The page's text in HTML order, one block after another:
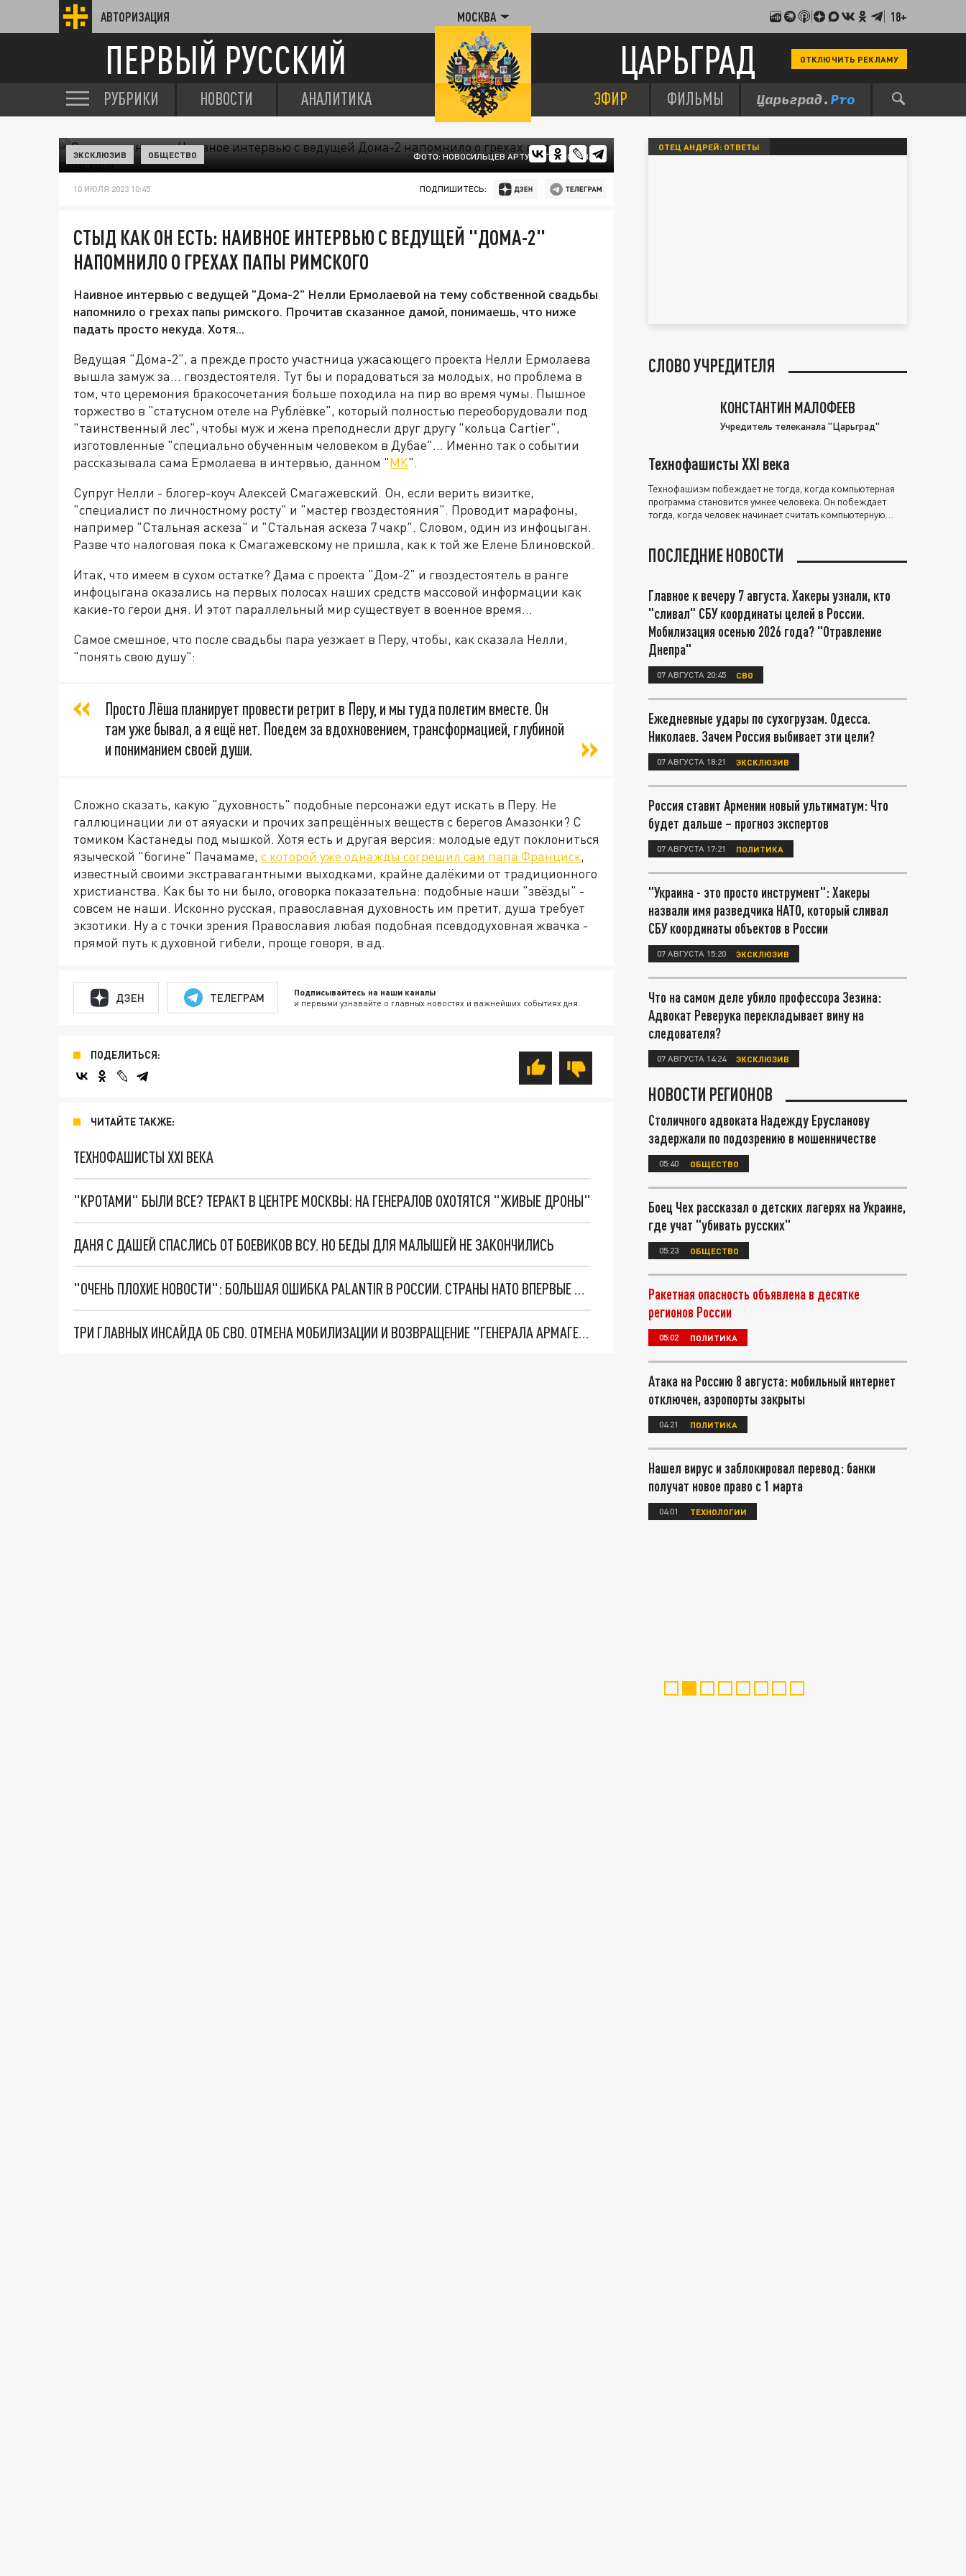
АВТОРИЗАЦИЯ МОСКВА 18+
ПЕРВЫЙ РУССКИЙ ЦАРЬГРАД ОТКЛЮЧИТЬ РЕКЛАМУ
РУБРИКИ НОВОСТИ АНАЛИТИКА ЭФИР ФИЛЬМЫ
ФОТО: НОВОСИЛЬЦЕВ АРТУР/АГН "МОСКВА".
ЭКСКЛЮЗИВ ОБЩЕСТВО
10 ИЮЛЯ 2023 10:45 ПОДПИШИТЕСЬ:
СТЫД КАК ОН ЕСТЬ: НАИВНОЕ ИНТЕРВЬЮ С ВЕДУЩЕЙ "ДОМА-2"
НАПОМНИЛО О ГРЕХАХ ПАПЫ РИМСКОГО
Наивное интервью с ведущей "Дома-2" Нелли Ермолаевой на тему собственной свадьбы
напомнило о грехах папы римского. Прочитав сказанное дамой, понимаешь, что ниже
падать просто некуда. Хотя...
Ведущая "Дома-2", а прежде просто участница ужасающего проекта Нелли Ермолаева
вышла замуж за... гвоздестоятеля. Тут бы и порадоваться за молодых, но проблема в
том, что церемония бракосочетания больше походила на пир во время чумы. Пышное
торжество в "статусном отеле на Рублёвке", который полностью переоборудовали под
"таинственный лес", чтобы муж и жена преподнесли друг другу "кольца Cartier",
изготовленные "специально обученным человеком в Дубае"... Именно так о событии
рассказывала сама Ермолаева в интервью, данном "МК".
Супруг Нелли - блогер-коуч Алексей Смагажевский. Он, если верить визитке,
"специалист по личностному росту" и "мастер гвоздестояния". Проводит марафоны,
например "Стальная аскеза" и "Стальная аскеза 7 чакр". Словом, один из инфоцыган.
Разве что налоговая пока к Смагажевскому не пришла, как к той же Елене Блиновской.
Итак, что имеем в сухом остатке? Дама с проекта "Дом-2" и гвоздестоятель в ранге
инфоцыгана оказались на первых полосах наших средств массовой информации как
какие-то герои дня. И этот параллельный мир существует в военное время...
Самое смешное, что после свадьбы пара уезжает в Перу, чтобы, как сказала Нелли,
"понять свою душу":
Просто Лёша планирует провести ретрит в Перу, и мы туда полетим вместе. Он
там уже бывал, а я ещё нет. Поедем за вдохновением, трансформацией, глубиной
и пониманием своей души.
Сложно сказать, какую "духовность" подобные персонажи едут искать в Перу. Не
галлюцинации ли от аяуаски и прочих запрещённых веществ с берегов Амазонки? С
томиком Кастанеды под мышкой. Хотя есть и другая версия: молодые едут поклониться
языческой "богине" Пачамаме, с которой уже однажды согрешил сам папа Франциск,
известный своими экстравагантными выходками, крайне далёкими от традиционного
христианства. Как бы то ни было, оговорка показательна: подобные наши "звёзды" -
совсем не наши. Исконно русская, православная духовность им претит, душа требует
экзотики. Ну а с точки зрения Православия любая подобная псевдодуховная жвачка -
прямой путь к духовной гибели, проще говоря, в ад.
ДЗЕН ТЕЛЕГРАМ Подписывайтесь на наши каналы
и первыми узнавайте о главных новостях и важнейших событиях дня.
ПОДЕЛИТЬСЯ:
ЧИТАЙТЕ ТАКЖЕ:
ТЕХНОФАШИСТЫ XXI ВЕКА
"КРОТАМИ" БЫЛИ ВСЕ? ТЕРАКТ В ЦЕНТРЕ МОСКВЫ: НА ГЕНЕРАЛОВ ОХОТЯТСЯ "ЖИВЫЕ ДРОНЫ"
ДАНЯ С ДАШЕЙ СПАСЛИСЬ ОТ БОЕВИКОВ ВСУ. НО БЕДЫ ДЛЯ МАЛЫШЕЙ НЕ ЗАКОНЧИЛИСЬ
"ОЧЕНЬ ПЛОХИЕ НОВОСТИ": БОЛЬШАЯ ОШИБКА PALANTIR В РОССИИ. СТРАНЫ НАТО ВПЕРВЫЕ ЗА СВО ОСТАНОВИЛИ ПОСТАВКИ ОРУЖИЯ. ВСУ ТЕРЯЮТ ПРИГРАНИЧЬЕ?
ТРИ ГЛАВНЫХ ИНСАЙДА ОБ СВО. ОТМЕНА МОБИЛИЗАЦИИ И ВОЗВРАЩЕНИЕ "ГЕНЕРАЛА АРМАГЕДДОНА"? ОТЛИЧНЫЕ НОВОСТИ, КОТОРЫЕ ЖДАЛИ ВСЕ
ОТЕЦ АНДРЕЙ: ОТВЕТЫ
СЛОВО УЧРЕДИТЕЛЯ
КОНСТАНТИН МАЛОФЕЕВ
Учредитель телеканала "Царьград"
Технофашисты XXI века
Технофашизм побеждает не тогда, когда компьютерная
программа становится умнее человека. Он побеждает
тогда, когда человек начинает считать компьютерную
ПОСЛЕДНИЕ НОВОСТИ
Главное к вечеру 7 августа. Хакеры узнали, кто
"сливал" СБУ координаты целей в России.
Мобилизация осенью 2026 года? "Отравление
Днепра"
07 АВГУСТА 20:45 СВО
Ежедневные удары по сухогрузам. Одесса.
Николаев. Зачем Россия выбивает эти цели?
07 АВГУСТА 18:21 ЭКСКЛЮЗИВ
Россия ставит Армении новый ультиматум: Что
будет дальше – прогноз экспертов
07 АВГУСТА 17:21 ПОЛИТИКА
"Украина - это просто инструмент": Хакеры
назвали имя разведчика НАТО, который сливал
СБУ координаты объектов в России
07 АВГУСТА 15:20 ЭКСКЛЮЗИВ
Что на самом деле убило профессора Зезина:
Адвокат Реверука перекладывает вину на
следователя?
07 АВГУСТА 14:24 ЭКСКЛЮЗИВ
НОВОСТИ РЕГИОНОВ
Столичного адвоката Надежду Ерусланову
задержали по подозрению в мошенничестве
05:40 ОБЩЕСТВО
Боец Чех рассказал о детских лагерях на Украине,
где учат "убивать русских"
05:23 ОБЩЕСТВО
Ракетная опасность объявлена в десятке
регионов России
05:02 ПОЛИТИКА
Атака на Россию 8 августа: мобильный интернет
отключен, аэропорты закрыты
04:21 ПОЛИТИКА
Нашел вирус и заблокировал перевод: банки
получат новое право с 1 марта
04:01 ТЕХНОЛОГИИ